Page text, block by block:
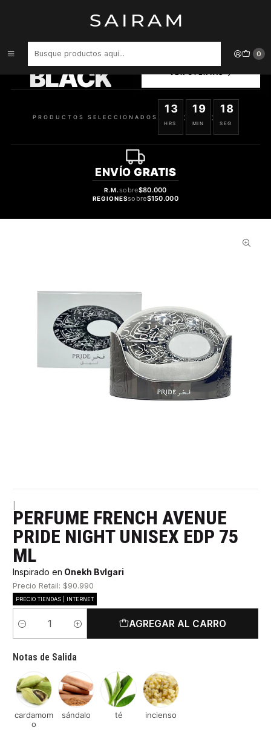
0
Perfume French Avenue Pride Night Unisex Edp 75 ml
BLACK
SELECCIONADOS
PRODUCTOS SELECCIONADOS
13
HRS
:
19
MIN
:
17
SEG
ENVÍO GRATIS
R.M.sobre$80.000
REGIONESsobre$150.000
PERFUME FRENCH AVENUE
PRIDE NIGHT UNISEX EDP 75
ML
Inspirado en Onekh Bvlgari
Precio Retail: $90.990
PRECIO TIENDAS | INTERNET
Cantidad
AGREGAR AL CARRO
Notas de Salida
cardamom
o
sándalo té incienso